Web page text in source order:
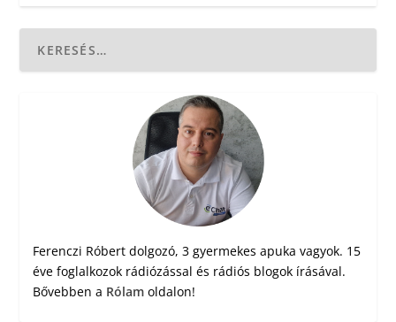
Ferenczi Róbert dolgozó, 3 gyermekes apuka vagyok. 15
éve foglalkozok rádiózással és rádiós blogok írásával.
Bővebben a Rólam oldalon!